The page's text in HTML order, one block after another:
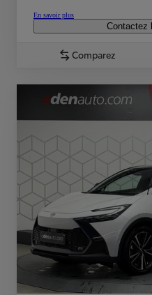
En savoir plus
Contactez
Comparez